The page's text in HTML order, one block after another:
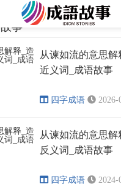
流成语故事
事
从谏如流的意思解
近义词_成语故事
四字成语 2026-
从谏如流的意思解
反义词_成语故事
四字成语 2024-